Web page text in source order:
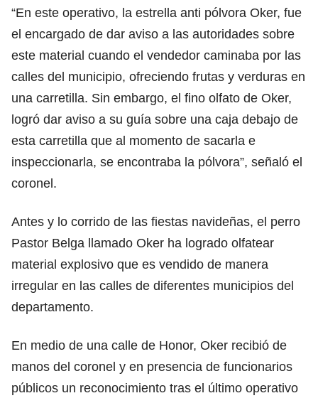
“En este operativo, la estrella anti pólvora Oker, fue
el encargado de dar aviso a las autoridades sobre
este material cuando el vendedor caminaba por las
calles del municipio, ofreciendo frutas y verduras en
una carretilla. Sin embargo, el fino olfato de Oker,
logró dar aviso a su guía sobre una caja debajo de
esta carretilla que al momento de sacarla e
inspeccionarla, se encontraba la pólvora”, señaló el
coronel.
Antes y lo corrido de las fiestas navideñas, el perro
Pastor Belga llamado Oker ha logrado olfatear
material explosivo que es vendido de manera
irregular en las calles de diferentes municipios del
departamento.
En medio de una calle de Honor, Oker recibió de
manos del coronel y en presencia de funcionarios
públicos un reconocimiento tras el último operativo